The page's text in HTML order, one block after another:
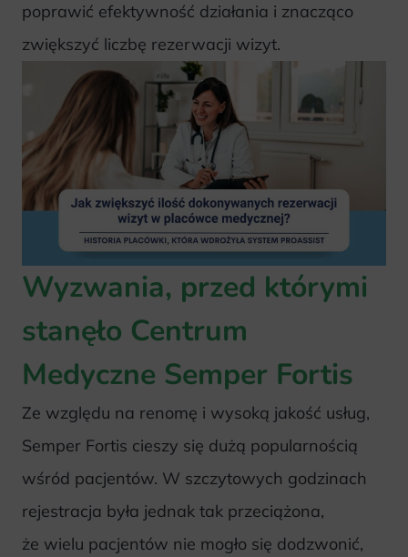
poprawić efektywność działania i znacząco
zwiększyć liczbę rezerwacji wizyt.
Wyzwania, przed którymi
stanęło Centrum
Medyczne Semper Fortis
Ze względu na renomę i wysoką jakość usług,
Semper Fortis cieszy się dużą popularnością
wśród pacjentów. W szczytowych godzinach
rejestracja była jednak tak przeciążona,
że wielu pacjentów nie mogło się dodzwonić,